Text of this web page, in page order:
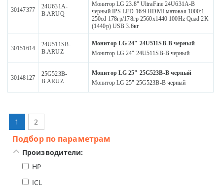
30147377
24U631A-
B.ARUQ
Монитор LG 23.8" UltraFine 24U631A-B
черный IPS LED 16:9 HDMI матовая 1000:1
250cd 178гр/178гр 2560x1440 100Hz Quad 2K
(1440p) USB 3.6кг
30151614
24U511SB-
B.ARUZ
Монитор LG 24" 24U511SB-B черный
Монитор LG 24" 24U511SB-B черный
30148127
25G523B-
B.ARUZ
Монитор LG 25" 25G523B-B черный
Монитор LG 25" 25G523B-B черный
1 2
Подбор по параметрам
Производители:
HP
ICL